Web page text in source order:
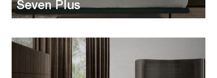
Seven Plus